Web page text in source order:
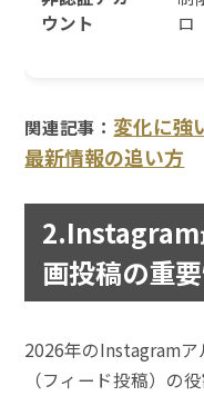
ウント
ロ
関連記事： 変化に強
最新情報の追い方
2.Instagram
画投稿の重
2026年のInstagram
（フィード投稿）の